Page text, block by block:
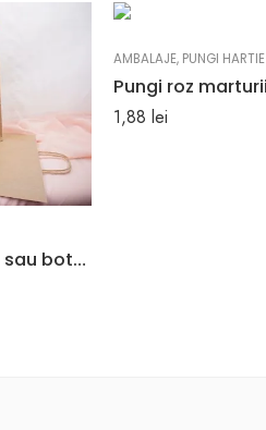
Pungi marturii nunta sau botez maro 25 x 11 x 31 cm
AMBALAJE, PUNGI HARTIE
1,88 lei